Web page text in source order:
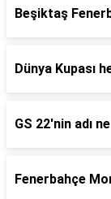
Beşiktaş
Dünya Kupası
GS 22'nin adı ne
Fenerbahçe